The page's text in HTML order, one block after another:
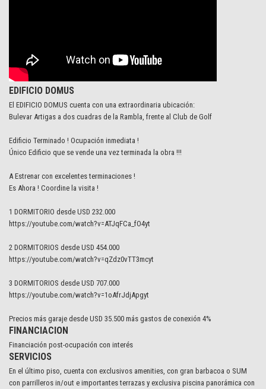
EDIFICIO DOMUS
El EDIFICIO DOMUS cuenta con una extraordinaria ubicación:
Bulevar Artigas a dos cuadras de la Rambla, frente al Club de Golf
Edificio Terminado ! Ocupación inmediata !
Único Edificio que se vende una vez terminada la obra !!!
A Estrenar con excelentes terminaciones !
Es Ahora ! Coordine la visita !
1 DORMITORIO desde USD 232.000
https://youtube.com/watch?v=ATJqFCa_fO4yt
2 DORMITORIOS desde USD 454.000
https://youtube.com/watch?v=qZdz0vTT3mcyt
3 DORMITORIOS desde USD 707.000
https://youtube.com/watch?v=1oAfrJdjApgyt
Precios más garaje desde USD 35.500 más gastos de conexión 4%
FINANCIACION
Financiación post-ocupación con interés
SERVICIOS
En el último piso, cuenta con exclusivos amenities, con gran barbacoa o SUM
con parrilleros in/out e importantes terrazas y exclusiva piscina panorámica con